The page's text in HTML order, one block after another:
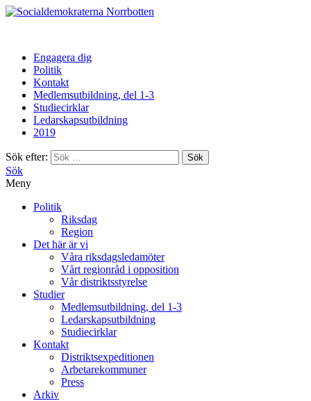
Norrbotten
Engagera dig
Politik
Kontakt
Medlemsutbildning, del 1-3
Studiecirklar
Ledarskapsutbildning
2019
Sök efter:
Sök
Meny
Politik
Riksdag
Region
Det här är vi
Våra riksdagsledamöter
Vårt regionråd i opposition
Vår distriktsstyrelse
Studier
Medlemsutbildning, del 1-3
Ledarskapsutbildning
Studiecirklar
Kontakt
Distriktsexpeditionen
Arbetarekommuner
Press
Arkiv